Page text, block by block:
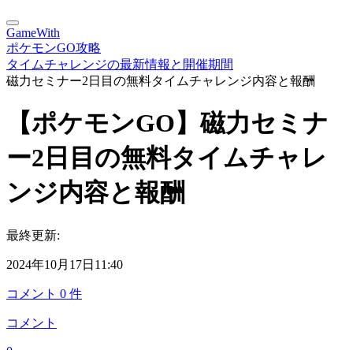
GameWith
ポケモンGO攻略
タイムチャレンジの最新情報と開催期間
磁力セミナー2日目の無料タイムチャレンジ内容と報酬
【ポケモンGO】磁力セミナ
ー2日目の無料タイムチャレ
ンジ内容と報酬
最終更新:
2024年10月17日11:40
コメント 0 件
コメント